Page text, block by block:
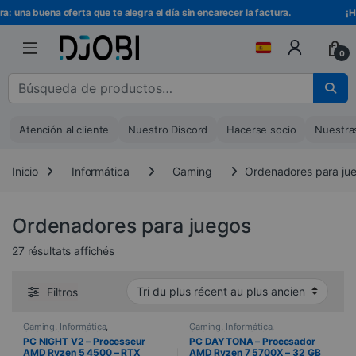
Ir a la navegación
Ir al contenido
buena oferta que te alegra el día sin encarecer la factura.
0
Buscar :
Atención al cliente Nuestro Discord Hacerse socio
Inicio Informática Gaming Ordenadores para
Ordenadores para juegos
27 résultats affichésTrié du plus récent au plus ancien
Filtros
Gaming, Informática,
Ordenadores, Ordenadores para
juegos,Preensamblado
PC NIGHT V2 – Processeur
AMD Ryzen 5 4500 – RTX
Gaming, Informática,
Ordenadores,Ordenadores para
juegos,Preensamblado
PC DAYTONA – Procesador
AMD Ryzen 7 5700X – 32 GB